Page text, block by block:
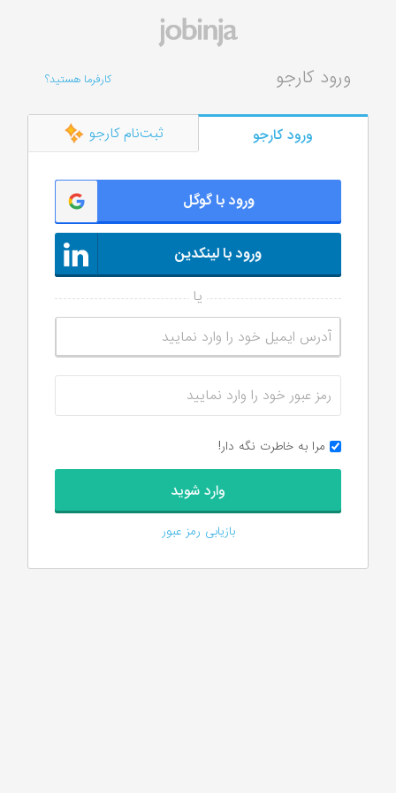
کارفرما هستید؟ ورود کارجو
ورود کارجو ثبت‌نام کارجو
ورود با گوگل
ورود با لینکدین
مرا به خاطرت نگه دار!
بازیابی رمز عبور